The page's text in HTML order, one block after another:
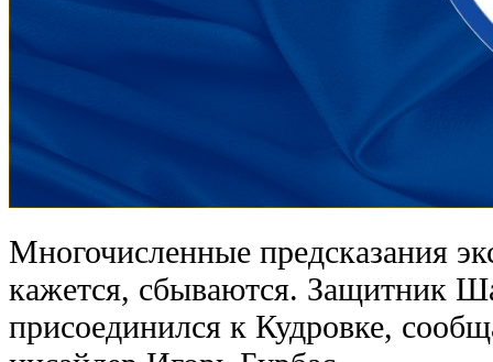
Многочисленные предсказания
кажется, сбываются. Защитник
присоединился к Кудровке,